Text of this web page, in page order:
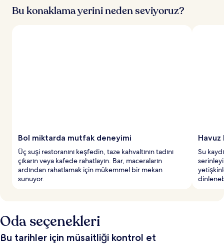
Bu konaklama yerini neden seviyoruz?
Bol miktarda mutfak deneyimi
Üç suşi restoranını keşfedin, taze kahvaltının tadını
çıkarın veya kafede rahatlayın. Bar, maceraların
ardından rahatlamak için mükemmel bir mekan
sunuyor.
Havuz
Su
Oda seçenekleri
Bu tarihler için müsaitliği kontrol et